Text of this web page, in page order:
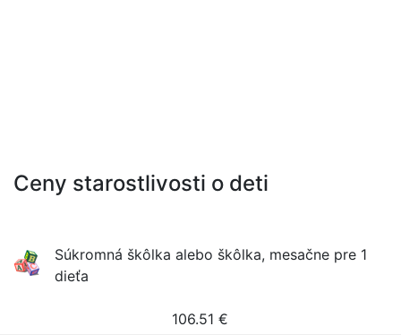
Ceny starostlivosti o deti
Súkromná škôlka alebo škôlka, mesačne pre 1
dieťa
106.51 €